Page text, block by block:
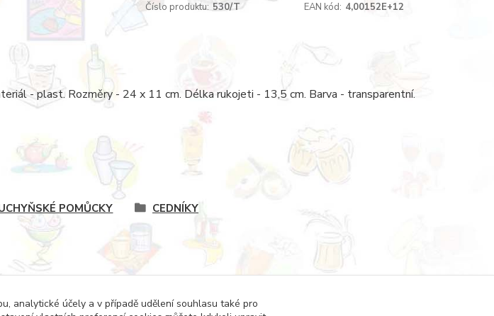
Číslo produktu: 530/T EAN kód: 4,00152E+12
- plast. Rozměry - 24 x 11 cm. Délka rukojeti - 13,5 cm. Barva - transparentní.
POMŮCKY CEDNÍKY
analytické účely a v případě udělení souhlasu také pro